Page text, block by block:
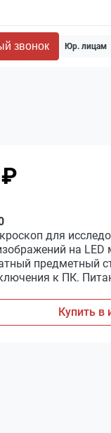
звонок Юр. лицам
для
на LED
предметный
к ПК.
Купить в